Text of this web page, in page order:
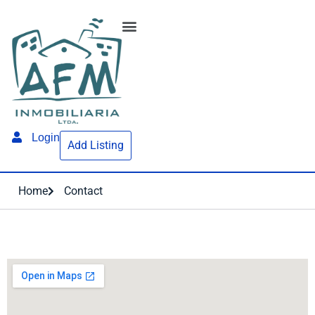
Login
Add Listing
Home Contact